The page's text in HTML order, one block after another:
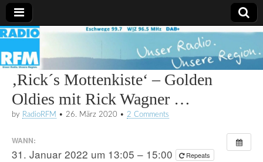
Radio
RFM
‚Rick´s Mottenkiste‘ – Golden
Oldies mit Rick Wagner …
by RadioRFM • 26. März 2020 • 2 Comments
WANN:
31. Januar 2022 um 13:05 – 15:00
Repeats